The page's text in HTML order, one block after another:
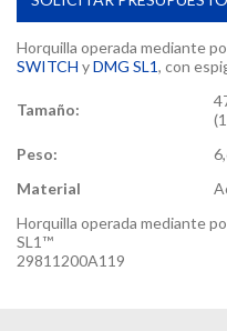
Horquilla operada mediante
SWITCH yDMG SL1, con
Tamaño:
Peso:
Material
Horquilla operada mediante
SL1™
29811200A119